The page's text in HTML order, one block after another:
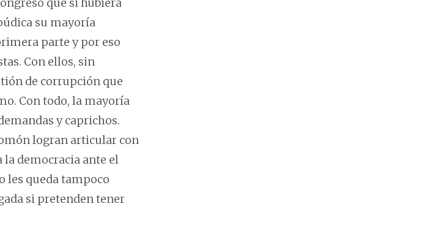
su mayoría
parte y por eso
Con ellos, sin
de corrupción que
Con todo, la mayoría
y caprichos.
logran articular con
democracia ante el
les queda tampoco
si pretenden tener